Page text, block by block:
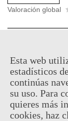
Valoración global
Sin comentarios
¿QUIENES
Esta web
estadísticos
continúas
su uso. Para
quieres más
cookies, haz